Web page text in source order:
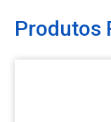
Produtos